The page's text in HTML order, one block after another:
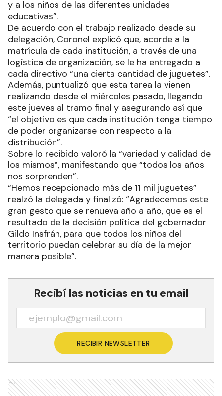
y a los niños de las diferentes unidades
educativas”.
De acuerdo con el trabajo realizado desde su
delegación, Coronel explicó que, acorde a la
matrícula de cada institución, a través de una
logística de organización, se le ha entregado a
cada directivo “una cierta cantidad de juguetes”.
Además, puntualizó que esta tarea la vienen
realizando desde el miércoles pasado, llegando
este jueves al tramo final y asegurando así que
“el objetivo es que cada institución tenga tiempo
de poder organizarse con respecto a la
distribución”.
Sobre lo recibido valoró la “variedad y calidad de
los mismos”, manifestando que “todos los años
nos sorprenden”.
“Hemos recepcionado más de 11 mil juguetes”
realzó la delegada y finalizó: “Agradecemos este
gran gesto que se renueva año a año, que es el
resultado de la decisión política del gobernador
Gildo Insfrán, para que todos los niños del
territorio puedan celebrar su día de la mejor
manera posible”.
Recibí las noticias en tu email
RECIBIR NEWSLETTER
Ads